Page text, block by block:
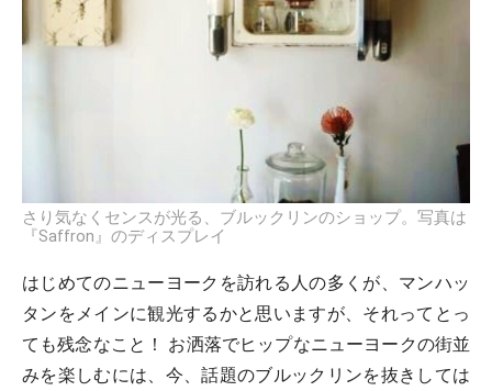
さり気なくセンスが光る、ブルックリンのショップ。写真は
『Saffron』のディスプレイ
はじめてのニューヨークを訪れる人の多くが、マンハッ
タンをメインに観光するかと思いますが、それってとっ
ても残念なこと！ お洒落でヒップなニューヨークの街並
みを楽しむには、今、話題のブルックリンを抜きしては